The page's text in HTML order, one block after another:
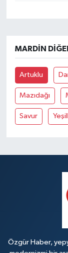
MARDIN
Artuklu
Mazıdağı
Savur
Özgür Haber,